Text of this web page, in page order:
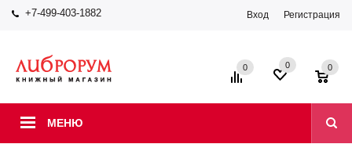
+7-499-403-1882 Вход Регистрация
МЕНЮ
0 0 0